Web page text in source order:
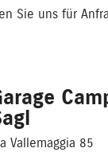
Sie uns für
Vallemaggia 85